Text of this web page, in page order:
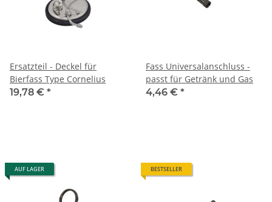
Ersatzteil - Deckel für
Bierfass Type Cornelius
19,78 € *
Fass Universalanschluss -
passt für Getränk und Gas
4,46 € *
AUF LAGER BESTSELLER